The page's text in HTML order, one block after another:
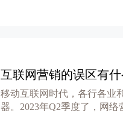
互联网营销的误区有什
移动互联网时代，各行各业
器。2023年Q2季度了，网